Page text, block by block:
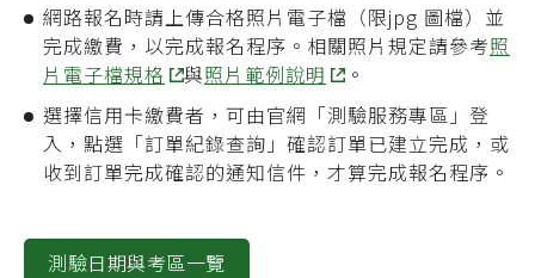
網路報名時請上傳合格照片電子檔（限jpg 圖檔）並
完成繳費，以完成報名程序。相關照片規定請參考照
片電子檔規格
與照片範例說明
。
選擇信用卡繳費者，可由官網「測驗服務專區」登
入，點選「訂單紀錄查詢」確認訂單已建立完成，或
收到訂單完成確認的通知信件，才算完成報名程序。
測驗日期與考區一覽